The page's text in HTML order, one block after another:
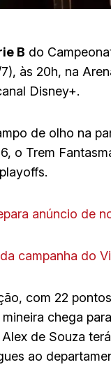
B do
às 20h, na
Disney+.
de olho na
o Trem
anúncio de
campanha do
com 22
chega
de Souza
ao